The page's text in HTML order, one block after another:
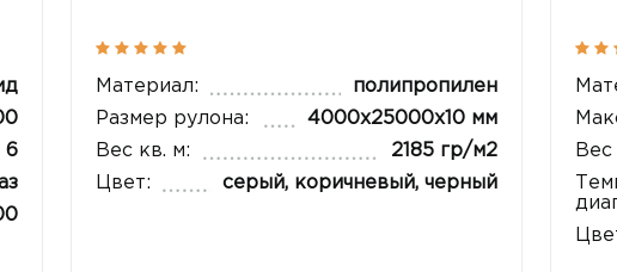
6
Материал:
полипропилен
Размер рулона:
4000х25000х10 мм
Вес кв. м:
2185 гр/м2
Цвет:
серый, коричневый, черный
Вес